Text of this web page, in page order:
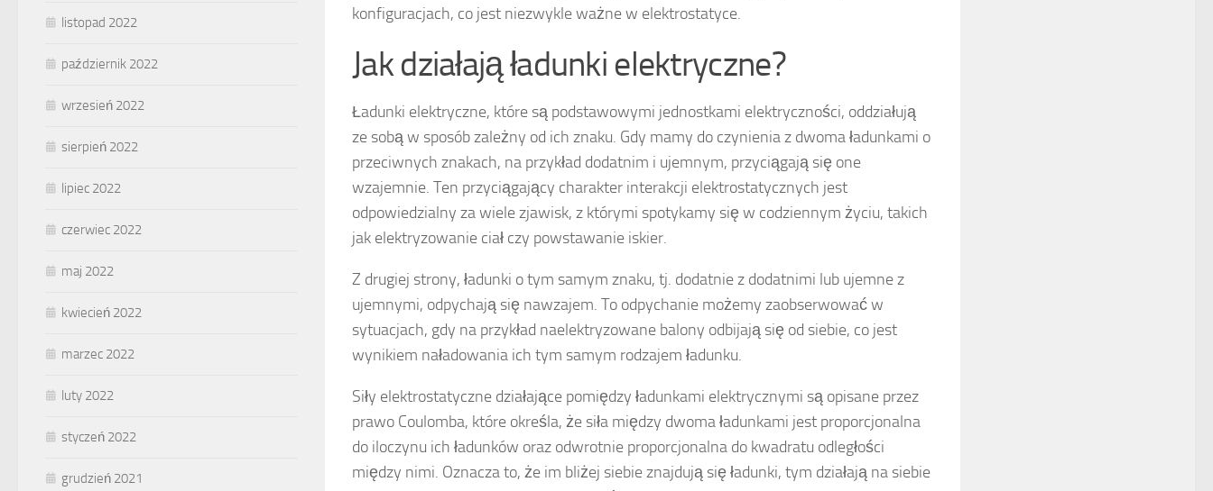
konfiguracjach, co jest niezwykle ważne w elektrostatyce.
Jak działają ładunki elektryczne?
Ładunki elektryczne, które są podstawowymi jednostkami elektryczności, oddziałują
ze sobą w sposób zależny od ich znaku. Gdy mamy do czynienia z dwoma ładunkami o
przeciwnych znakach, na przykład dodatnim i ujemnym, przyciągają się one
wzajemnie. Ten przyciągający charakter interakcji elektrostatycznych jest
odpowiedzialny za wiele zjawisk, z którymi spotykamy się w codziennym życiu, takich
jak elektryzowanie ciał czy powstawanie iskier.
Z drugiej strony, ładunki o tym samym znaku, tj. dodatnie z dodatnimi lub ujemne z
ujemnymi, odpychają się nawzajem. To odpychanie możemy zaobserwować w
sytuacjach, gdy na przykład naelektryzowane balony odbijają się od siebie, co jest
wynikiem naładowania ich tym samym rodzajem ładunku.
Siły elektrostatyczne działające pomiędzy ładunkami elektrycznymi są opisane przez
prawo Coulomba, które określa, że siła między dwoma ładunkami jest proporcjonalna
do iloczynu ich ładunków oraz odwrotnie proporcjonalna do kwadratu odległości
między nimi. Oznacza to, że im bliżej siebie znajdują się ładunki, tym działają na siebie
listopad 2022
październik 2022
wrzesień 2022
sierpień 2022
lipiec 2022
czerwiec 2022
maj 2022
kwiecień 2022
marzec 2022
luty 2022
styczeń 2022
grudzień 2021